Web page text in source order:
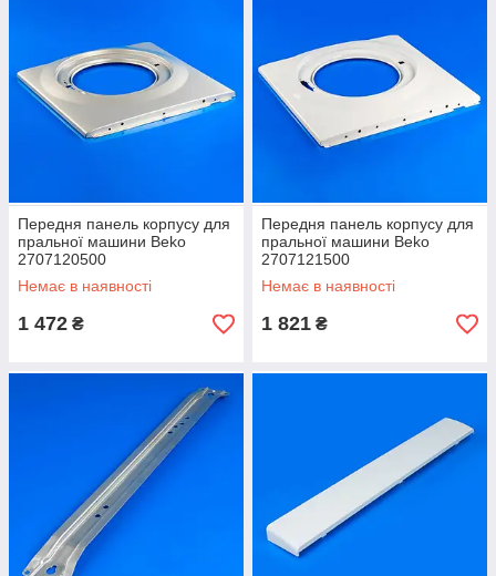
Передня панель корпусу для
пральної машини Beko
2707120500
Немає в наявності
1 472 ₴
Передня панель корпусу для
пральної машини Beko
2707121500
Немає в наявності
1 821 ₴